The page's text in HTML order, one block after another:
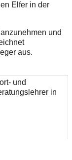
Elfer in der
und
aus.
und
in